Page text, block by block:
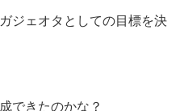
ジェオタとしての目標を決
できたのかな？